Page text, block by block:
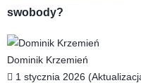
swobody?
Dominik Krzemień
1 stycznia 2026